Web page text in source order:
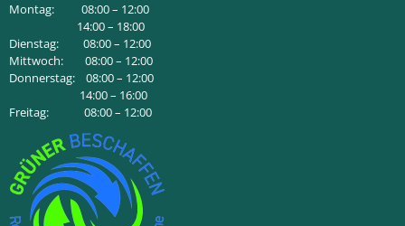
Montag: 08:00 – 12:00
14:00 – 18:00
Dienstag: 08:00 – 12:00
Mittwoch: 08:00 – 12:00
Donnerstag: 08:00 – 12:00
14:00 – 16:00
Freitag: 08:00 – 12:00